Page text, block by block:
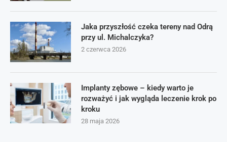
Jaka przyszłość czeka tereny nad Odrą
przy ul. Michalczyka?
2 czerwca 2026
Implanty zębowe – kiedy warto je
rozważyć i jak wygląda leczenie krok po
kroku
28 maja 2026